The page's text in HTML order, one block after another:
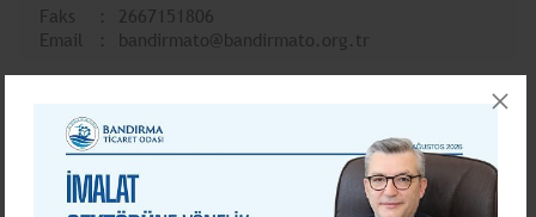
Faks
2667151806
Email
bandirmato@bandirmato.org.tr